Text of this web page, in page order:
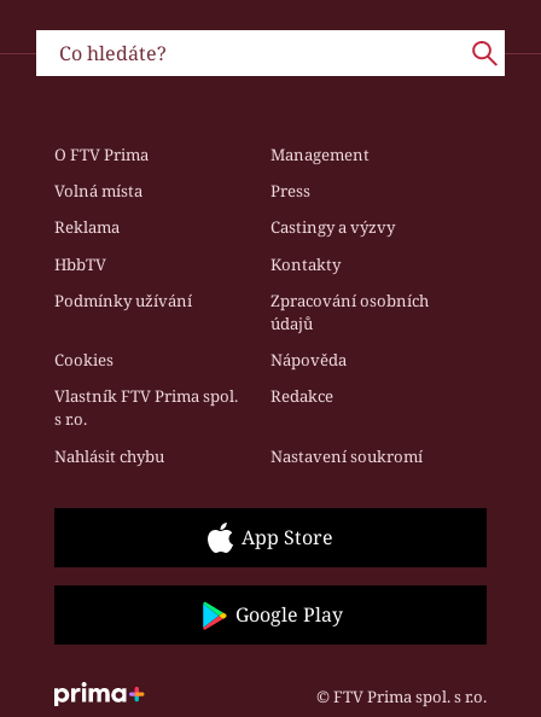
O FTV Prima
Management
Volná místa
Press
Reklama
Castingy a výzvy
HbbTV
Kontakty
Podmínky užívání
Zpracování osobních
údajů
Cookies
Nápověda
Vlastník FTV Prima spol.
s r.o.
Redakce
Nahlásit chybu Nastavení soukromí
App Store
Google Play
© FTV Prima spol. s r.o.